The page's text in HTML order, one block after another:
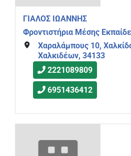
ΓΙΑΛΟΣ ΙΩΑΝΝΗΣ
Φροντιστήρια Μέσης
Χαραλάμπους 10,
Χαλκιδέων, 34133
2221089809
6951436412